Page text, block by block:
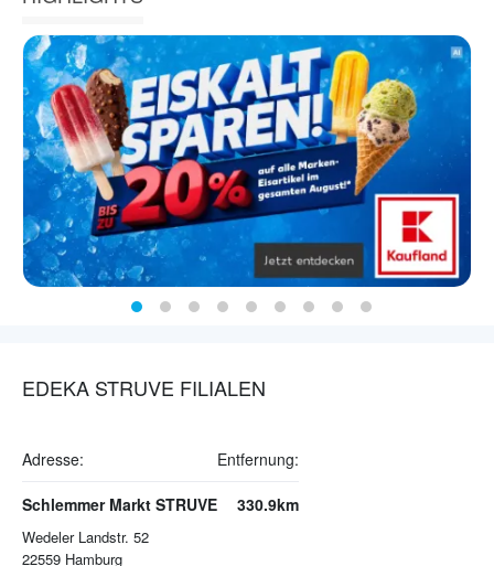
EDEKA STRUVE FILIALEN
Adresse: Entfernung:
Schlemmer Markt STRUVE
Wedeler Landstr. 52
22559 Hamburg
330.9km